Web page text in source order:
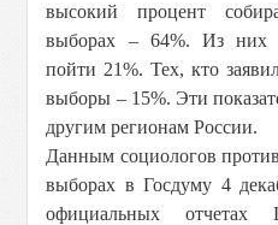
высокий процент
выборах – 64%. Из них
пойти 21%. Тех, кто
выборы – 15%. Эти
другим регионам России.
Данным социологов
выборах в Госдуму 4
официальных